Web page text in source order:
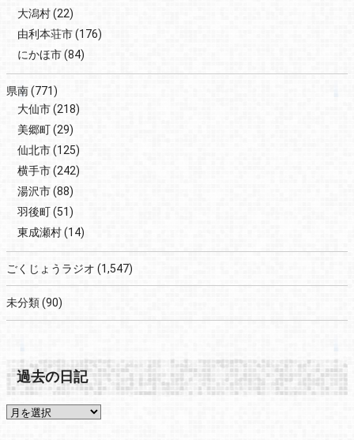
大潟村(22)
由利本荘市(176)
にかほ市(84)
県南(771)
大仙市(218)
美郷町(29)
仙北市(125)
横手市(242)
湯沢市(88)
羽後町(51)
東成瀬村(14)
ごくじょうラジオ (1,547)
未分類(90)
過去の日記